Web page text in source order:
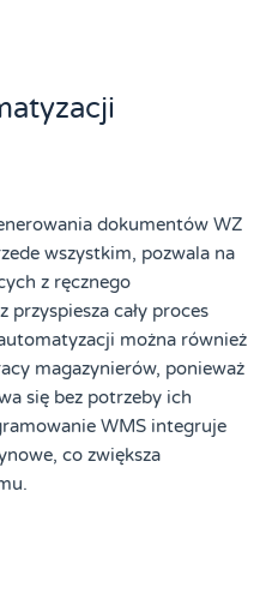
dokumentów WZ
wszystkim, pozwala na
z ręcznego
cały proces
można również
magazynierów, ponieważ
się bez potrzeby ich
WMS integruje
co zwiększa